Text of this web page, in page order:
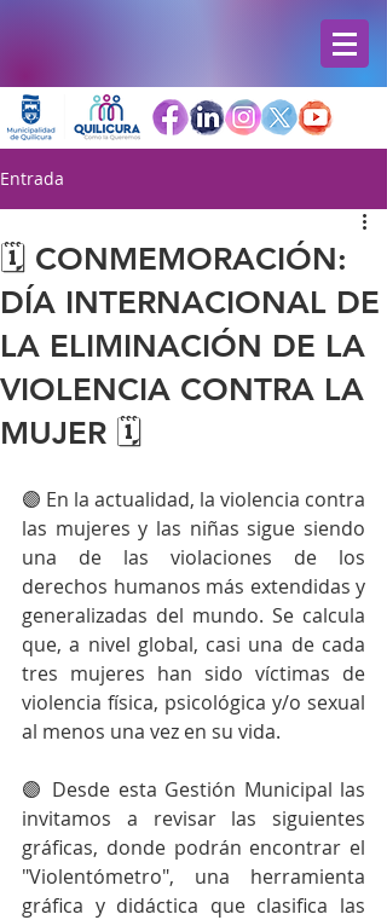
Entrada
🗓️ CONMEMORACIÓN:
DÍA INTERNACIONAL DE
LA ELIMINACIÓN DE LA
VIOLENCIA CONTRA LA
MUJER 🗓️
🟣 En la actualidad, la violencia contra
las mujeres y las niñas sigue siendo
una de las violaciones de los
derechos humanos más extendidas y
generalizadas del mundo. Se calcula
que, a nivel global, casi una de cada
tres mujeres han sido víctimas de
violencia física, psicológica y/o sexual
al menos una vez en su vida.
🟣 Desde esta Gestión Municipal las
invitamos a revisar las siguientes
gráficas, donde podrán encontrar el
"Violentómetro", una herramienta
gráfica y didáctica que clasifica las